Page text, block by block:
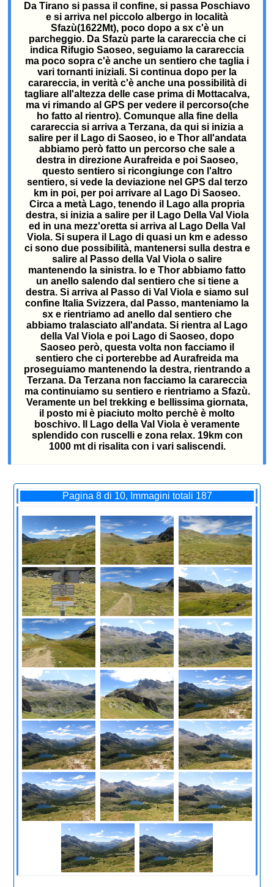
Da Tirano si passa il confine, si passa Poschiavo
e si arriva nel piccolo albergo in località
Sfazù(1622Mt), poco dopo a sx c'è un
parcheggio. Da Sfazù parte la carareccia che ci
indica Rifugio Saoseo, seguiamo la carareccia
ma poco sopra c'è anche un sentiero che taglia i
vari tornanti iniziali. Si continua dopo per la
carareccia, in verità c'è anche una possibilità di
tagliare all'altezza delle case prima di Mottacalva,
ma vi rimando al GPS per vedere il percorso(che
ho fatto al rientro). Comunque alla fine della
carareccia si arriva a Terzana, da qui si inizia a
salire per il Lago di Saoseo, io e Thor all'andata
abbiamo però fatto un percorso che sale a
destra in direzione Aurafreida e poi Saoseo,
questo sentiero si ricongiunge con l'altro
sentiero, si vede la deviazione nel GPS dal terzo
km in poi, per poi arrivare al Lago Di Saoseo.
Circa a metà Lago, tenendo il Lago alla propria
destra, si inizia a salire per il Lago Della Val Viola
ed in una mezz'oretta si arriva al Lago Della Val
Viola. Si supera il Lago di quasi un km e adesso
ci sono due possibilità, mantenersi sulla destra e
salire al Passo della Val Viola o salire
mantenendo la sinistra. Io e Thor abbiamo fatto
un anello salendo dal sentiero che si tiene a
destra. Si arriva al Passo di Val Viola e siamo sul
confine Italia Svizzera, dal Passo, manteniamo la
sx e rientriamo ad anello dal sentiero che
abbiamo tralasciato all'andata. Si rientra al Lago
della Val Viola e poi Lago di Saoseo, dopo
Saoseo però, questa volta non facciamo il
sentiero che ci porterebbe ad Aurafreida ma
proseguiamo mantenendo la destra, rientrando a
Terzana. Da Terzana non facciamo la carareccia
ma continuiamo su sentiero e rientriamo a Sfazù.
Veramente un bel trekking e bellissima giornata,
il posto mi è piaciuto molto perchè è molto
boschivo. Il Lago della Val Viola è veramente
splendido con ruscelli e zona relax. 19km con
1000 mt di risalita con i vari saliscendi.
Pagina 8 di 10, Immagini totali 187